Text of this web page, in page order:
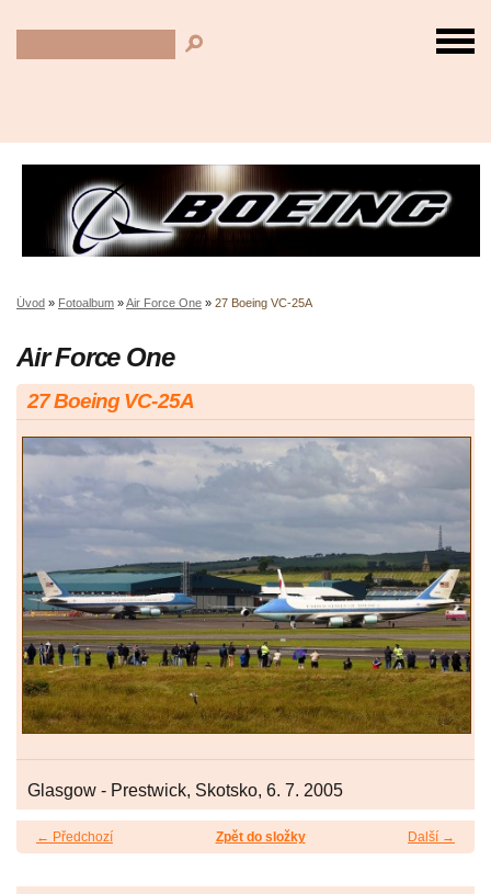
Úvod » Fotoalbum »Air Force One » 27 Boeing VC-25A
Air Force One
27 Boeing VC-25A
Glasgow - Prestwick, Skotsko, 6. 7. 2005
← Předchozí Další →
Zpět do složky